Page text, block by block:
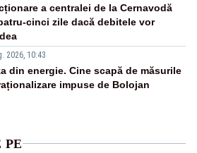
a centralei de la Cernavodă
cinci zile dacă debitele vor
2026, 10:43
din energie. Cine scapă de măsurile
impuse de Bolojan
PE